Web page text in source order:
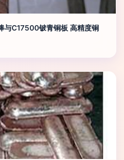
与C17500铍青铜板 高精度铜